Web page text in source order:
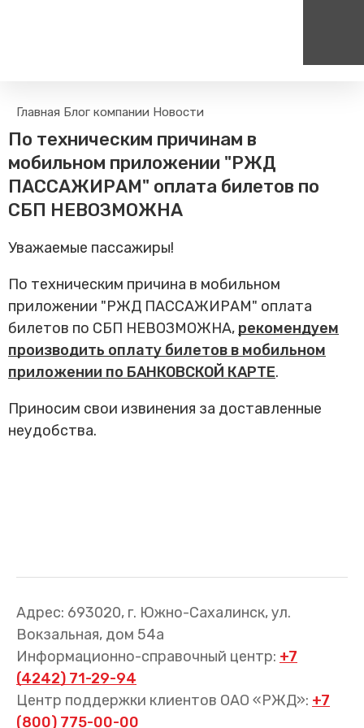
Пассажирам
Билетные кассы на станциях
Тарифы и льготы
Способы оплаты проезда
Правила
пассажирам
Прочие услуги
Моя карта попала в стоп-
лист
Трансфер пассажиров
на сайт
Организованные туры
Единый номер вызова экстренных служб
112
Главная Блог компании Новости
По техническим причинам в
мобильном приложении "РЖД
ПАССАЖИРАМ" оплата билетов по
СБП НЕВОЗМОЖНА
Уважаемые пассажиры!
По техническим причина в мобильном
приложении "РЖД ПАССАЖИРАМ" оплата
билетов по СБП НЕВОЗМОЖНА, рекомендуем
производить оплату билетов в мобильном
приложении по БАНКОВСКОЙ КАРТЕ.
Приносим свои извинения за доставленные
неудобства.
Адрес: 693020, г. Южно-Сахалинск, ул.
Вокзальная, дом 54а
Информационно-справочный центр: +7
(4242) 71-29-94
Центр поддержки клиентов ОАО «РЖД»: +7
(800) 775-00-00